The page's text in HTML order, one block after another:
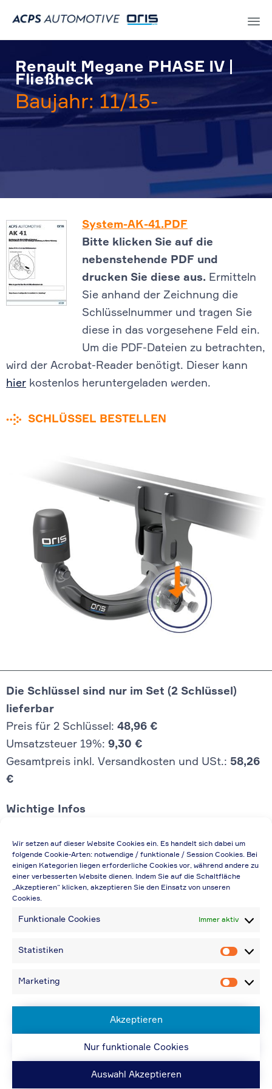
Wir setzen auf dieser Website Cookies ein. Es handelt sich dabei um
folgende Cookie-Arten: notwendige / funktionale / Session Cookies. Bei
einigen Kategorien liegen erforderliche Cookies vor, während andere zu
einer verbesserten Website dienen. Indem Sie auf die Schaltfläche
„Akzeptieren“ klicken, akzeptieren Sie den Einsatz von unseren
Cookies.
Funktionale Cookies Immer aktiv
Statistiken
Marketing
Akzeptieren
Nur funktionale Cookies
Auswahl Akzeptieren
Renault Megane PHASE IV |
Fließheck
Baujahr: 11/15-
System-AK-41.PDF
Bitte klicken Sie auf die
nebenstehende PDF und
drucken Sie diese aus. Ermitteln
Sie anhand der Zeichnung die
Schlüsselnummer und tragen Sie
diese in das vorgesehene Feld ein.
Um die PDF-Dateien zu betrachten,
wird der Acrobat-Reader benötigt. Dieser kann
hier kostenlos heruntergeladen werden.
SCHLÜSSEL BESTELLEN
Die Schlüssel sind nur im Set (2 Schlüssel)
lieferbar
Preis für 2 Schlüssel: 48,96 €
Umsatzsteuer 19%: 9,30 €
Gesamtpreis inkl. Versandkosten und USt.: 58,26
€
Wichtige Infos
Die Preisangabe gilt auch für
Handelsbetriebe (Netto-Preis, ohne
Rabattabzug)
Falls durch Falschangaben im Bestellformular
Bei Rückfragen können Sie uns über die E-
Bei Angabe von USt-IdNr und Bestellungen
| Website: ORIS